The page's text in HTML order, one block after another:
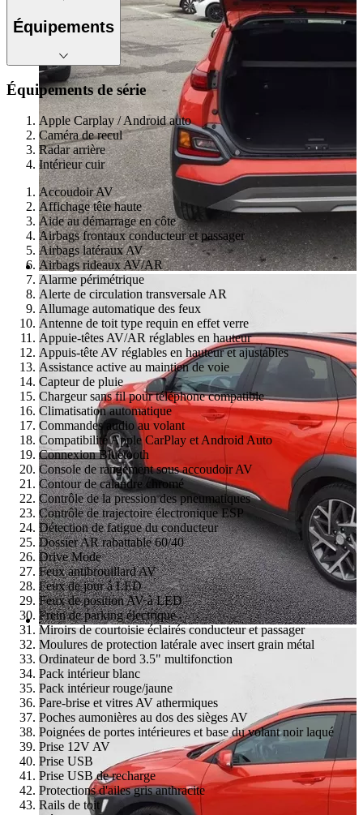
Équipements
Équipements de série
Apple Carplay / Android auto
Caméra de recul
Radar arrière
Intérieur cuir
Accoudoir AV
Affichage tête haute
Aide au démarrage en côte
Airbags frontaux conducteur et passager
Airbags latéraux AV
Airbags rideaux AV/AR
Alarme périmétrique
Alerte de circulation transversale AR
Allumage automatique des feux
Antenne de toit type requin en effet verre
Appuie-têtes AV/AR réglables en hauteur
Appuis-tête AV réglables en hauteur et ajustables
Assistance active au maintien de voie
Capteur de pluie
Chargeur sans fil pour téléphone compatible
Climatisation automatique
Commandes audio au volant
Compatibilité Apple CarPlay et Android Auto
Connexion Bluetooth
Console de rangement sous accoudoir AV
Contour de calandre chromé
Contrôle de la pression des pneumatiques
Contrôle de trajectoire électronique ESP
Détection de fatigue du conducteur
Dossier AR rabattable 60/40
Drive Mode
Feux antibrouillard AV
Feux de jour à LED
Feux de position AV à LED
Frein de parking électrique
Miroirs de courtoisie éclairés conducteur et passager
Moulures de protection latérale avec insert grain métal
Ordinateur de bord 3.5" multifonction
Pack intérieur blanc
Pack intérieur rouge/jaune
Pare-brise et vitres AV athermiques
Poches aumonières au dos des sièges AV
Poignées de portes intérieures et base du volant noir laqué
Prise 12V AV
Prise USB
Prise USB de recharge
Protections d'ailes gris anthracite
Rails de toit